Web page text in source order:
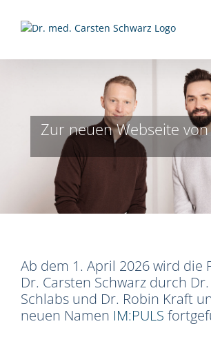
Inhalt
Zur neuen Webseite von
Ab dem 1. April 2026 wird die
Dr. Carsten Schwarz durch
Schlabs und Dr. Robin Kraft
neuen Namen IM:PULS